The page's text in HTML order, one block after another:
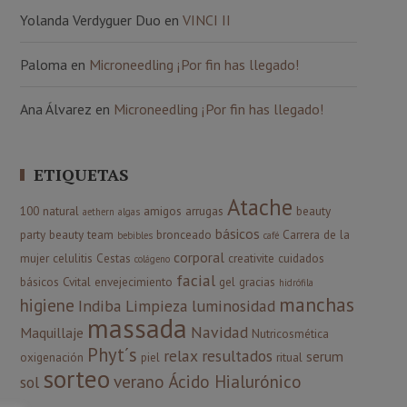
Yolanda Verdyguer Duo en VINCI II
Paloma en Microneedling ¡Por fin has llegado!
Ana Álvarez en Microneedling ¡Por fin has llegado!
ETIQUETAS
100 natural aethern algas amigos arrugas Atache beauty
party beauty team bebibles bronceado básicos café Carrera de la
mujer celulitis Cestas colágeno corporal creativite cuidados
básicos Cvital envejecimiento facial gel gracias hidrófila
higiene Indiba Limpieza luminosidad manchas
Maquillaje massada Navidad Nutricosmética
oxigenación Phyt´s piel relax resultados ritual serum
sol sorteo verano Ácido Hialurónico